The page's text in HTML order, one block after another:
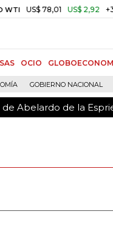
78,01 US$ 2,92 +3,89%
OCIO
GOBIERNO NACIONAL
Abelardo de la
Abelardo de la